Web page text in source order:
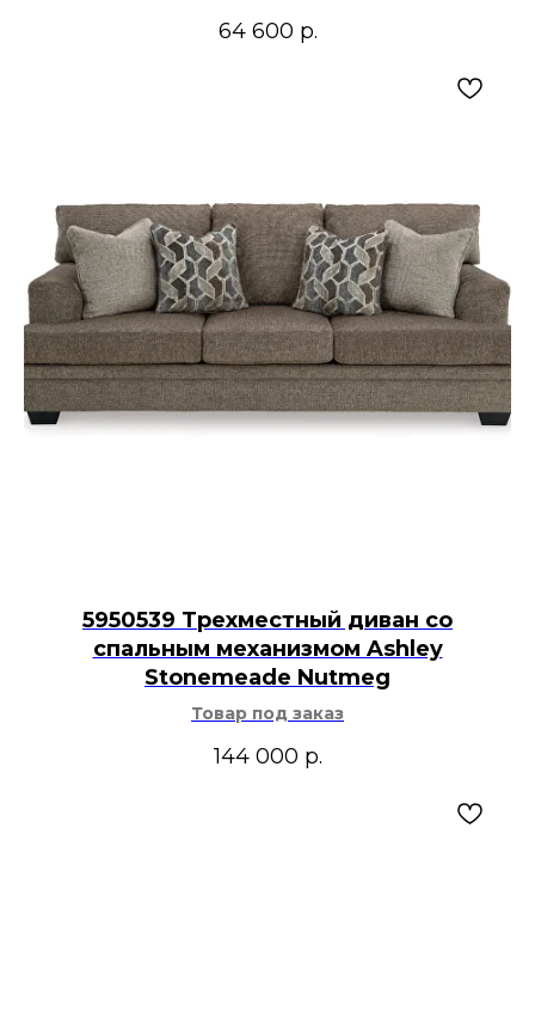
64 600 р.
5950539 Трехместный диван со
спальным механизмом Ashley
Stonemeade Nutmeg
Товар под заказ
144 000 р.